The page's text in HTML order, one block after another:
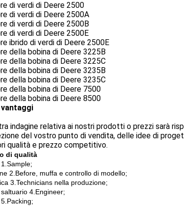
di verdi di Deere 2500
di verdi di Deere 2500A
di verdi di Deere 2500B
di verdi di Deere 2500E
ibrido di verdi di Deere 2500E
della bobina di Deere 3225B
della bobina di Deere 3225C
della bobina di Deere 3235B
della bobina di Deere 3235C
della bobina di Deere 7500
della bobina di Deere 8500
indagine relativa ai nostri prodotti o prezzi sarà
del vostro punto di vendita, delle idee di
qualità e prezzo competitivo.
di qualità
2.Before, muffa e controllo di modello;
3.Technicians nella produzione;
4.Engineer;